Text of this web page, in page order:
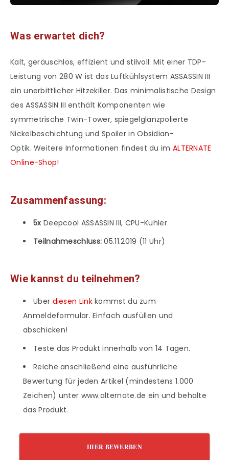
Was erwartet dich?
Kalt, geräuschlos, effizient und stilvoll: Mit einer TDP-
Leistung von 280 W ist das Luftkühlsystem ASSASSIN III
ein unerbittlicher Hitzekiller. Das minimalistische Design
des ASSASSIN III enthält Komponenten wie
symmetrische Twin-Tower, spiegelglanzpolierte
Nickelbeschichtung und Spoiler in Obsidian-
Optik. Weitere Informationen findest du im ALTERNATE
Online-Shop!
Zusammenfassung:
5x Deepcool ASSASSIN III, CPU-Kühler
Teilnahmeschluss: 05.11.2019 (11 Uhr)
Wie kannst du teilnehmen?
Über diesen Linkkommst du zum
Anmeldeformular. Einfach ausfüllen und
abschicken!
Teste das Produkt innerhalb von 14 Tagen.
Reiche anschließend eine ausführliche
Bewertung für jeden Artikel (mindestens 1.000
Zeichen) unter www.alternate.de ein und behalte
das Produkt.
HIER BEWERBEN